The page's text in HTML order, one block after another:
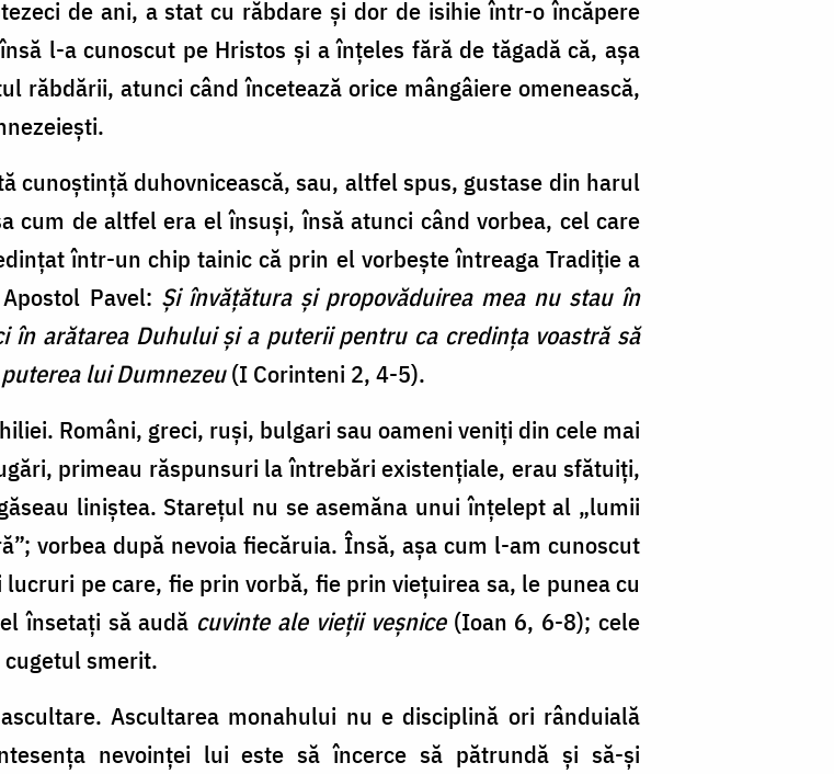
de ani, a stat cu răbdare şi dor de isihie într-o încăpere
l-a cunoscut pe Hristos şi a înţeles fără de tăgadă că, aşa
răbdării, atunci când încetează orice mângâiere omenească,
cunoştinţă duhovnicească, sau, altfel spus, gustase din harul
cum de altfel era el însuşi, însă atunci când vorbea, cel care
într-un chip tainic că prin el vorbeşte întreaga Tradiţie a
Pavel: Şi învăţătura şi propovăduirea mea nu stau în
în arătarea Duhului şi a puterii pentru ca credinţa voastră să
lui Dumnezeu(I Corinteni 2, 4-5).
Români, greci, ruşi, bulgari sau oameni veniţi din cele mai
primeau răspunsuri la întrebări existenţiale, erau sfătuiţi,
liniştea. Stareţul nu se asemăna unui înţelept al „lumii
vorbea după nevoia fiecăruia. Însă, aşa cum l-am cunoscut
pe care, fie prin vorbă, fie prin vieţuirea sa, le punea cu
însetaţi să audă cuvinte ale vieţii veşnice (Ioan 6, 6-8); cele
smerit.
Ascultarea monahului nu e disciplină ori rânduială
nevoinţei lui este să încerce să pătrundă şi să-şi